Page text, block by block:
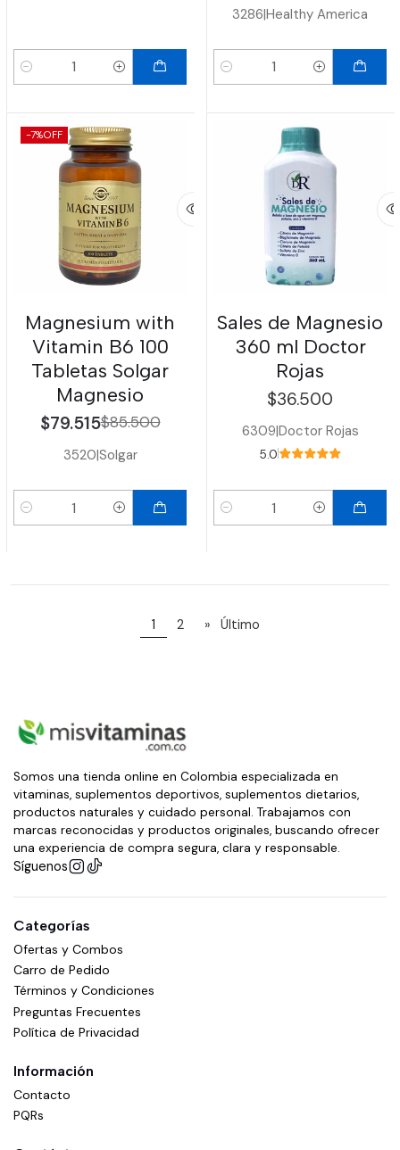
Cantidad
3286|Healthy America
Cantidad
-7%OFF
Magnesium with
Vitamin B6 100
Tabletas Solgar
Magnesio
$79.515$85.500
3520|Solgar
Cantidad
Sales de Magnesio
360 ml Doctor
Rojas
$36.500
6309|Doctor Rojas
5.0
Cantidad
1 2 » Último
Somos una tienda online en Colombia especializada en
vitaminas, suplementos deportivos, suplementos dietarios,
productos naturales y cuidado personal. Trabajamos con
marcas reconocidas y productos originales, buscando ofrecer
una experiencia de compra segura, clara y responsable.
Síguenos
Categorías
Ofertas y Combos
Carro de Pedido
Términos y Condiciones
Preguntas Frecuentes
Política de Privacidad
Información
Contacto
PQRs